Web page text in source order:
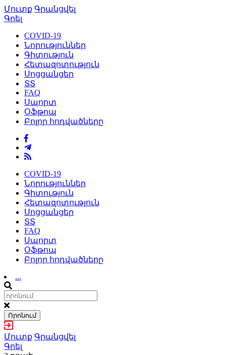
Մուտք Գրանցվել
Գրել
COVID-19
Նորություններ
Գիտություն
Հետազոտություն
Սոցցանցեր
ՏՏ
FAQ
Սպորտ
Օֆթոպ
Բոլոր հոդվածները
COVID-19
Նորություններ
Գիտություն
Հետազոտություն
Սոցցանցեր
ՏՏ
FAQ
Սպորտ
Օֆթոպ
Բոլոր հոդվածները
...
Որոնում
Մուտք Գրանցվել
Գրել